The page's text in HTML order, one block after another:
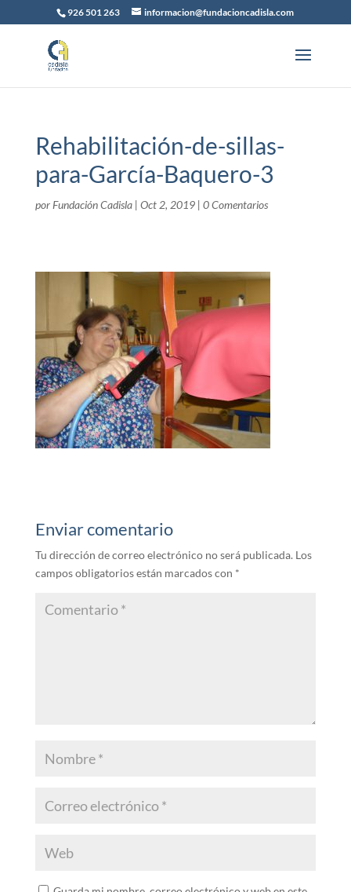
926 501 263 informacion@fundacioncadisla.com
Rehabilitación-de-sillas-
para-García-Baquero-3
por Fundación Cadisla| Oct 2, 2019| 0 Comentarios
Enviar comentario
Tu dirección de correo electrónico no será publicada. Los
campos obligatorios están marcados con *